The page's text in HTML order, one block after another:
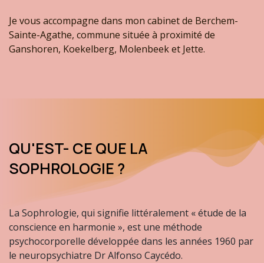
Je vous accompagne dans mon cabinet de Berchem-
Sainte-Agathe, commune située à proximité de
Ganshoren, Koekelberg, Molenbeek et Jette.
QU'EST- CE QUE LA
SOPHROLOGIE ?
La Sophrologie, qui signifie littéralement « étude de la
conscience en harmonie », est une méthode
psychocorporelle développée dans les années 1960 par
le neuropsychiatre Dr Alfonso Caycédo.